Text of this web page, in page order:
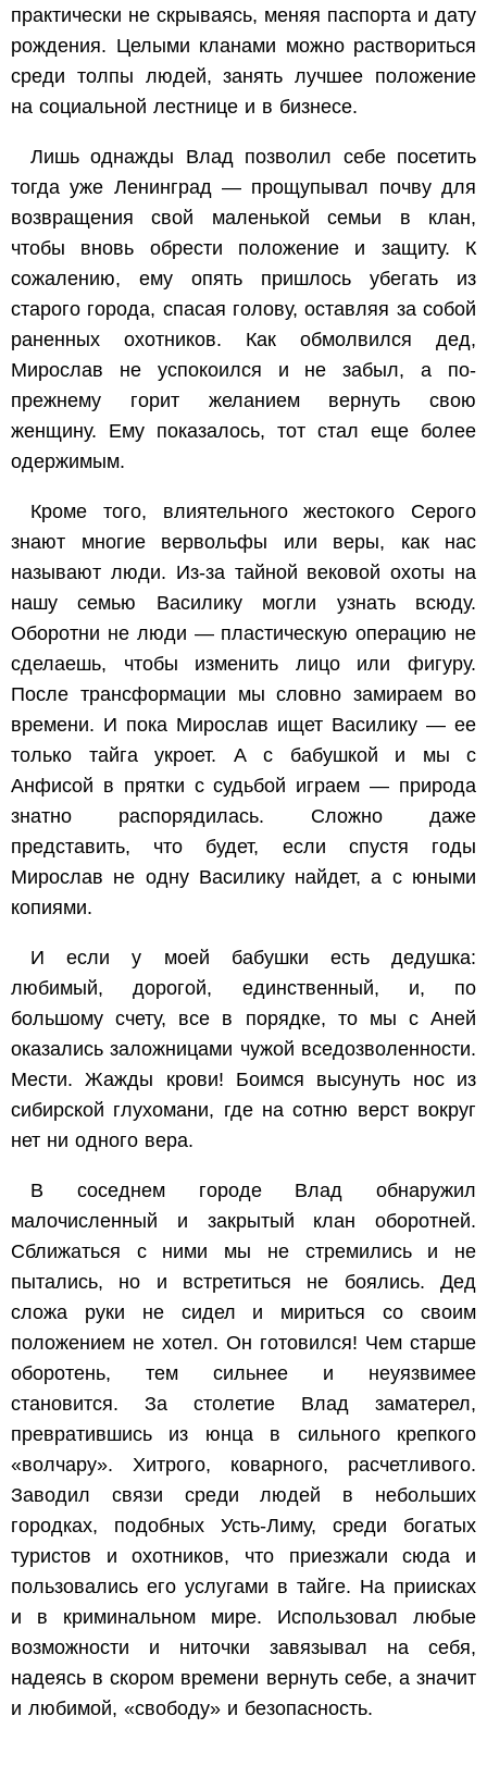
практически не скрываясь, меняя паспорта и дату
рождения. Целыми кланами можно раствориться
среди толпы людей, занять лучшее положение
на социальной лестнице и в бизнесе.
Лишь однажды Влад позволил себе посетить
тогда уже Ленинград — прощупывал почву для
возвращения свой маленькой семьи в клан,
чтобы вновь обрести положение и защиту. К
сожалению, ему опять пришлось убегать из
старого города, спасая голову, оставляя за собой
раненных охотников. Как обмолвился дед,
Мирослав не успокоился и не забыл, а по-
прежнему горит желанием вернуть свою
женщину. Ему показалось, тот стал еще более
одержимым.
Кроме того, влиятельного жестокого Серого
знают многие вервольфы или веры, как нас
называют люди. Из-за тайной вековой охоты на
нашу семью Василику могли узнать всюду.
Оборотни не люди — пластическую операцию не
сделаешь, чтобы изменить лицо или фигуру.
После трансформации мы словно замираем во
времени. И пока Мирослав ищет Василику — ее
только тайга укроет. А с бабушкой и мы с
Анфисой в прятки с судьбой играем — природа
знатно распорядилась. Сложно даже
представить, что будет, если спустя годы
Мирослав не одну Василику найдет, а с юными
копиями.
И если у моей бабушки есть дедушка:
любимый, дорогой, единственный, и, по
большому счету, все в порядке, то мы с Аней
оказались заложницами чужой вседозволенности.
Мести. Жажды крови! Боимся высунуть нос из
сибирской глухомани, где на сотню верст вокруг
нет ни одного вера.
В соседнем городе Влад обнаружил
малочисленный и закрытый клан оборотней.
Сближаться с ними мы не стремились и не
пытались, но и встретиться не боялись. Дед
сложа руки не сидел и мириться со своим
положением не хотел. Он готовился! Чем старше
оборотень, тем сильнее и неуязвимее
становится. За столетие Влад заматерел,
превратившись из юнца в сильного крепкого
«волчару». Хитрого, коварного, расчетливого.
Заводил связи среди людей в небольших
городках, подобных Усть-Лиму, среди богатых
туристов и охотников, что приезжали сюда и
пользовались его услугами в тайге. На приисках
и в криминальном мире. Использовал любые
возможности и ниточки завязывал на себя,
надеясь в скором времени вернуть себе, а значит
и любимой, «свободу» и безопасность.